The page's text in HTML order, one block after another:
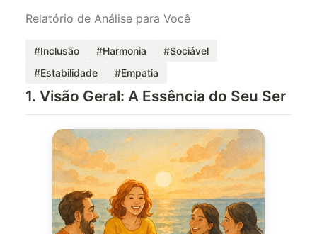
Relatório de Análise para Você
#Inclusão #Harmonia
#Sociável
#Estabilidade
#Empatia
1. Visão Geral: A Essência do Seu Ser